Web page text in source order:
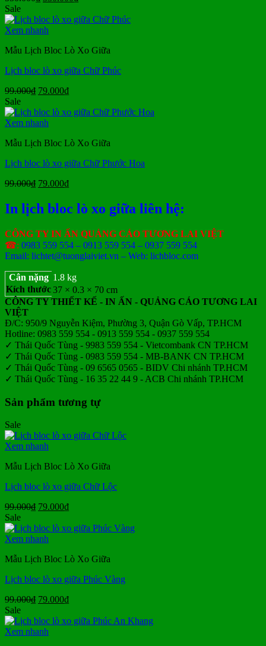
là:
550.000₫.
tại
Sale
Xem nhanh
Mẫu Lịch Bloc Lò Xo Giữa
Lịch bloc lò xo giữa Chữ Phúc
99.000₫ Giá
là:
99.000₫.
79.000₫Giá
tại
Sale
Xem nhanh
Mẫu Lịch Bloc Lò Xo Giữa
Lịch bloc lò xo giữa Chữ Phước Hoa
99.000₫ Giá
là:
99.000₫.
79.000₫Giá
tại
là:
In lịch bloc lò xo giữa liên hệ:
CÔNG TY IN ẤN QUẢNG CÁO TƯƠNG LAI VIỆT
☎: 0983 559 554 – 0913 559 554 – 0937 559 554
Email: lichtet@tuonglaiviet.vn – Web: lichbloc.com
Cân nặng 1.8 kg
Kích thước37 × 0.3 × 70 cm
CÔNG TY THIẾT KẾ - IN ẤN - QUẢNG CÁO TƯƠNG LAI
VIỆT
Đ/C: 950/9 Nguyễn Kiệm, Phường 3, Quận Gò Vấp, TP.HCM
Hotline: 0983 559 554 - 0913 559 554 - 0937 559 554
✓ Thái Quốc Tùng - 9983 559 554 - Vietcombank CN TP.HCM
✓ Thái Quốc Tùng - 0983 559 554 - MB-BANK CN TP.HCM
✓ Thái Quốc Tùng - 09 6565 0565 - BIDV Chi nhánh TP.HCM
✓ Thái Quốc Tùng - 16 35 22 44 9 - ACB Chi nhánh TP.HCM
Sản phẩm tương tự
Sale
Xem nhanh
Mẫu Lịch Bloc Lò Xo Giữa
Lịch bloc lò xo giữa Chữ Lộc
99.000₫ Giá
là:
99.000₫.
79.000₫Giá
tại
Sale
Xem nhanh
Mẫu Lịch Bloc Lò Xo Giữa
Lịch bloc lò xo giữa Phúc Vàng
99.000₫ Giá
là:
99.000₫.
79.000₫Giá
tại
Sale
Xem nhanh